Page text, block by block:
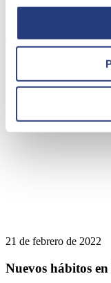
sistemas digitales para
Consultor técnico SAP
21 de febrero de 2022
Nuevos hábitos